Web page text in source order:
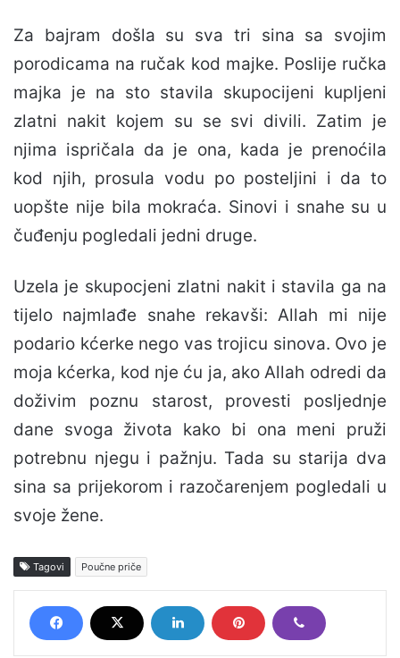
Za bajram došla su sva tri sina sa svojim
porodicama na ručak kod majke. Poslije ručka
majka je na sto stavila skupocijeni kupljeni
zlatni nakit kojem su se svi divili. Zatim je
njima ispričala da je ona, kada je prenoćila
kod njih, prosula vodu po posteljini i da to
uopšte nije bila mokraća. Sinovi i snahe su u
čuđenju pogledali jedni druge.
Uzela je skupocjeni zlatni nakit i stavila ga na
tijelo najmlađe snahe rekavši: Allah mi nije
podario kćerke nego vas trojicu sinova. Ovo je
moja kćerka, kod nje ću ja, ako Allah odredi da
doživim poznu starost, provesti posljednje
dane svoga života kako bi ona meni pruži
potrebnu njegu i pažnju. Tada su starija dva
sina sa prijekorom i razočarenjem pogledali u
svoje žene.
Tagovi Poučne priče